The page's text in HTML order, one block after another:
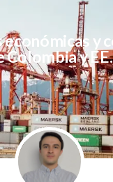
y
Colombia y